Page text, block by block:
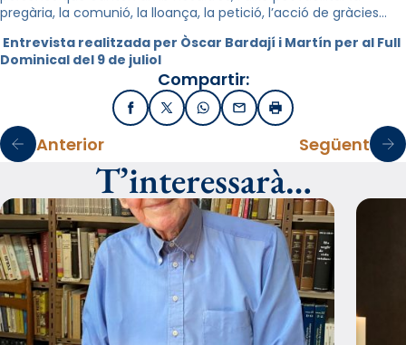
pregària, la comunió, la lloança, la petició, l’acció de gràcies…
Entrevista realitzada per Òscar Bardají i Martín per al Full
Dominical del 9 de juliol
Compartir:
FacebookX / TwitterWhatsApp
EmailImprimir
Anterior Següent
T’interessarà…